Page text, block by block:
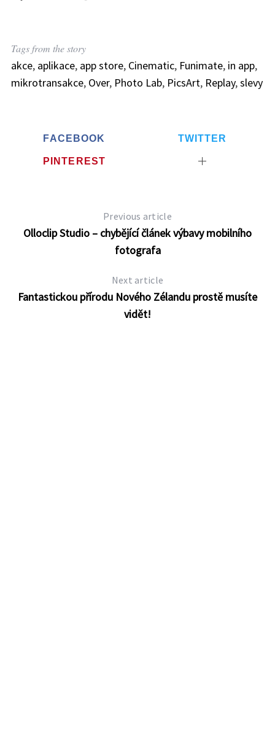
Tags from the story
akce, aplikace, app store, Cinematic, Funimate, in app,
mikrotransakce, Over, Photo Lab, PicsArt, Replay,slevy
FACEBOOK TWITTER
PINTEREST
Previous article
Olloclip Studio – chybějící článek výbavy mobilního
fotografa
Next article
Fantastickou přírodu Nového Zélandu prostě musíte
vidět!